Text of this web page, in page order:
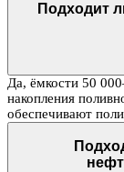
Подходит
Да, ёмкости 50
накопления
обеспечивают